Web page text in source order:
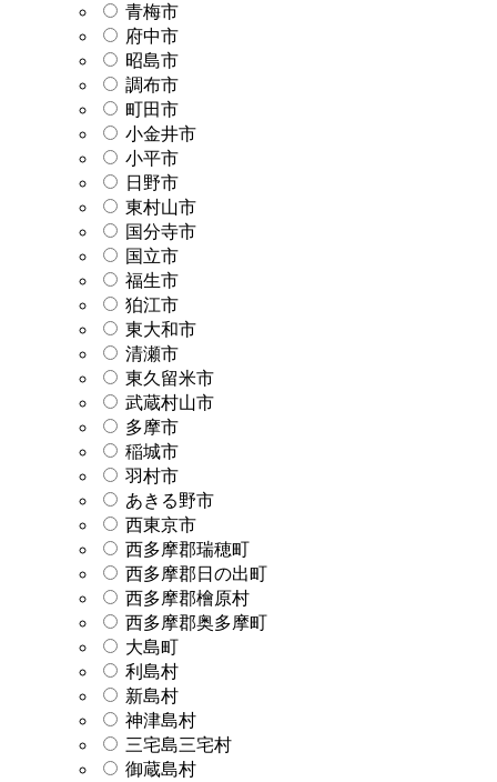
青梅市
府中市
昭島市
調布市
町田市
小金井市
小平市
日野市
東村山市
国分寺市
国立市
福生市
狛江市
東大和市
清瀬市
東久留米市
武蔵村山市
多摩市
稲城市
羽村市
あきる野市
西東京市
西多摩郡瑞穂町
西多摩郡日の出町
西多摩郡檜原村
西多摩郡奥多摩町
大島町
利島村
新島村
神津島村
三宅島三宅村
御蔵島村